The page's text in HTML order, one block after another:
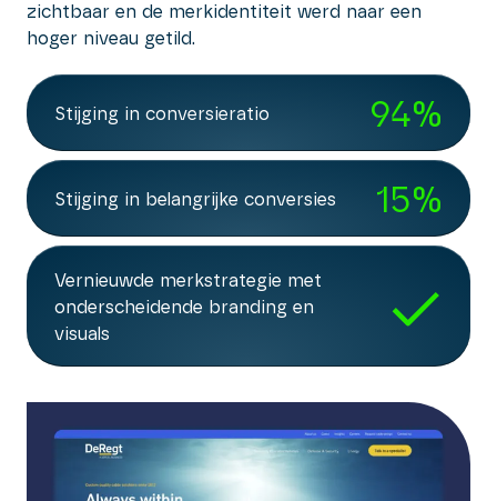
zichtbaar en de merkidentiteit werd naar een
hoger niveau getild.
Stijging in conversieratio 94%
Stijging in belangrijke conversies 15%
Vernieuwde merkstrategie met
onderscheidende branding en
visuals